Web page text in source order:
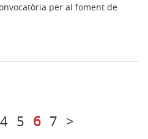
per al foment de
4 5 6 7 >